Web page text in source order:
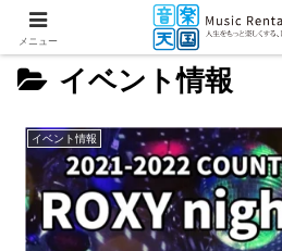
イベント情報
イベント情報
メニュー